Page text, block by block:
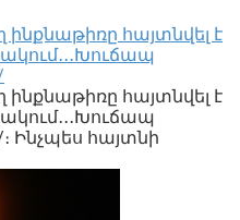
ինքնաթիռը հայտնվել է
ինքնաթիռը հայտնվել է
Ինչպես հայտնի